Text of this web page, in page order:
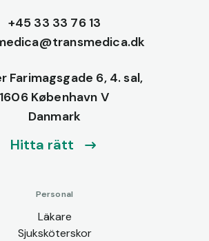
+45 33 33 76 13
Farimagsgade 6, 4. sal,
1606 København V
Danmark
Hitta rätt
Personal
Läkare
Sjuksköterskor